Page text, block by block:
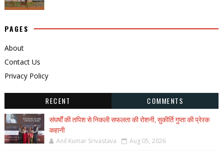
PAGES
About
Contact Us
Privacy Policy
RECENT
COMMENTS
संघर्षों की तपिश से निकली सफलता की रोशनी, सुकीर्ति गुप्ता की प्रेरक
कहानी
Anil Kumar Srivastava Aug 05, 2026